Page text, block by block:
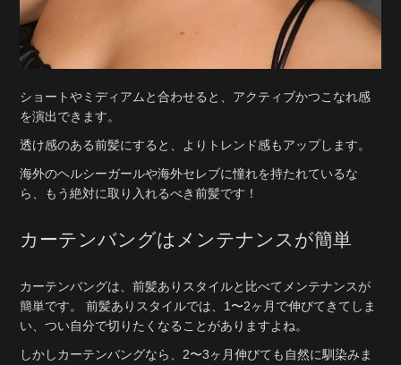
ショートやミディアムと合わせると、アクティブかつこなれ感
を演出できます。
透け感のある前髪にすると、よりトレンド感もアップします。
海外のヘルシーガールや海外セレブに憧れを持たれているな
ら、もう絶対に取り入れるべき前髪です！
カーテンバングはメンテナンスが簡単
カーテンバングは、前髪ありスタイルと比べてメンテナンスが
簡単です。 前髪ありスタイルでは、1〜2ヶ月で伸びてきてしま
い、つい自分で切りたくなることがありますよね。
しかしカーテンバングなら、2〜3ヶ月伸びても自然に馴染みま